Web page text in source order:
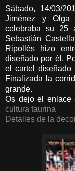
Sábado, 14/03/
Jiménez y Olga
celebraba su 25
Sebastián
Ripollés hizo
diseñado por él.
el cartel diseñado
Finalizada la
grande.
Os dejo el enlace
cultura taurina
Detalles de la